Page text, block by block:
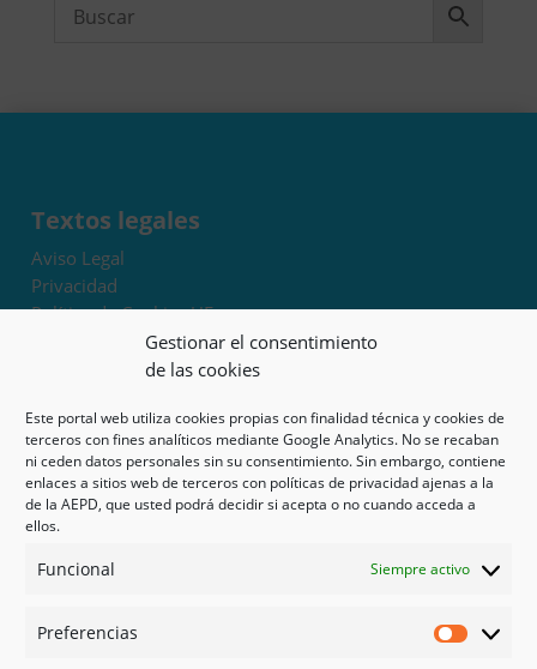
Gestionar el consentimiento
de las cookies
Este portal web utiliza cookies propias con finalidad técnica y cookies de
terceros con fines analíticos mediante Google Analytics. No se recaban
ni ceden datos personales sin su consentimiento. Sin embargo, contiene
enlaces a sitios web de terceros con políticas de privacidad ajenas a la
de la AEPD, que usted podrá decidir si acepta o no cuando acceda a
ellos.
Funcional Siempre activo
Preferencias
Textos legales
Aviso Legal
Privacidad
Política de Cookies UE
Términos y condiciones
Exoneración de responsabilidad
Mapa del sitio
Mi cuenta
Tienda
Psicología en Murcia
Guías
Redes sociales